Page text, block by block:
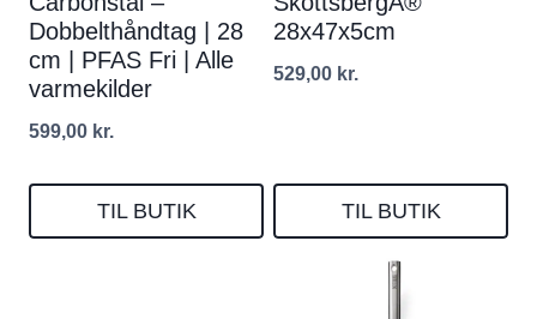
Dobbelthåndtag | 28
cm | PFAS Fri | Alle
varmekilder
599,00 kr.
TIL BUTIK
28x47x5cm
529,00 kr.
TIL BUTIK